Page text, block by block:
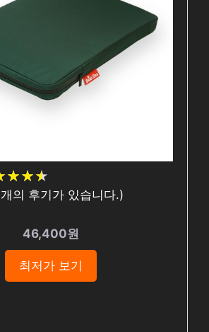
★★★
★★★
개의 후기가 있습니다.)
46,400원
최저가 보기